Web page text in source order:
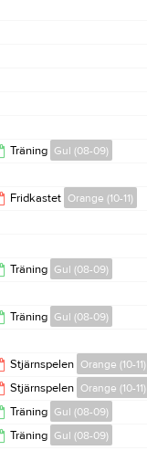
Träning Gul (08-09)
Fridkastet Orange (10-11)
Träning Gul (08-09)
Träning Gul (08-09)
Stjärnspelen Orange (10-11)
Stjärnspelen Orange (10-11)
Träning Gul (08-09)
Träning Gul (08-09)